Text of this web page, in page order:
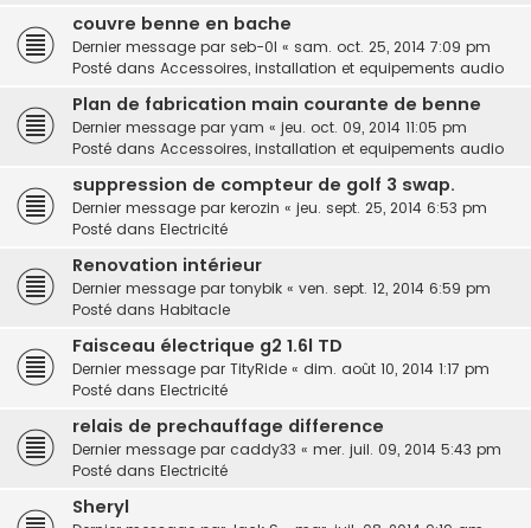
couvre benne en bache
Dernier message par seb-0l « sam. oct. 25, 2014 7:09 pm
Posté dans Accessoires, installation et equipements audio
Plan de fabrication main courante de benne
Dernier message par yam « jeu. oct. 09, 2014 11:05 pm
Posté dans Accessoires, installation et equipements audio
suppression de compteur de golf 3 swap.
Dernier message par kerozin « jeu. sept. 25, 2014 6:53 pm
Posté dans Electricité
Renovation intérieur
Dernier message par tonybik « ven. sept. 12, 2014 6:59 pm
Posté dans Habitacle
Faisceau électrique g2 1.6l TD
Dernier message par TityRide « dim. août 10, 2014 1:17 pm
Posté dans Electricité
relais de prechauffage difference
Dernier message par caddy33 « mer. juil. 09, 2014 5:43 pm
Posté dans Electricité
Sheryl